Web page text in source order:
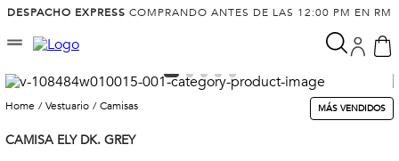
DESPACHO EXPRESS COMPRANDO ANTES DE LAS 12:00 PM EN RM
vestuario camisas MÁS VENDIDOS
CAMISA ELY DK. GREY